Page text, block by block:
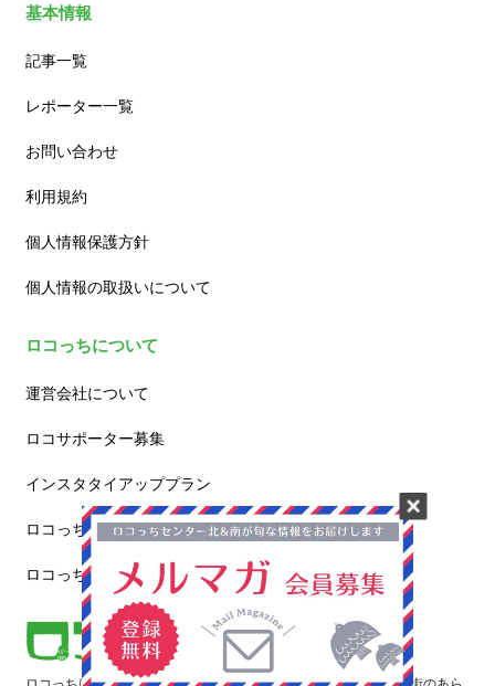
基本情報
記事一覧
レポーター一覧
お問い合わせ
利用規約
個人情報保護方針
個人情報の取扱いについて
ロコっちについて
運営会社について
ロコサポーター募集
インスタタイアッププラン
ロコっち – たまプラーザ
ロコっち – 新百合ヶ丘